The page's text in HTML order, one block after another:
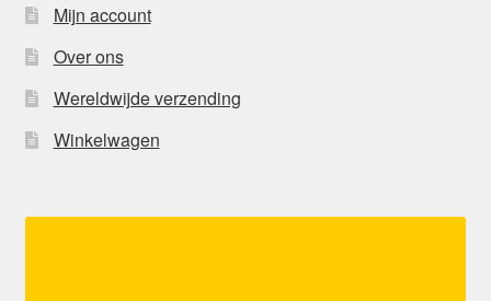
Mijn account
Over ons
Wereldwijde verzending
Winkelwagen